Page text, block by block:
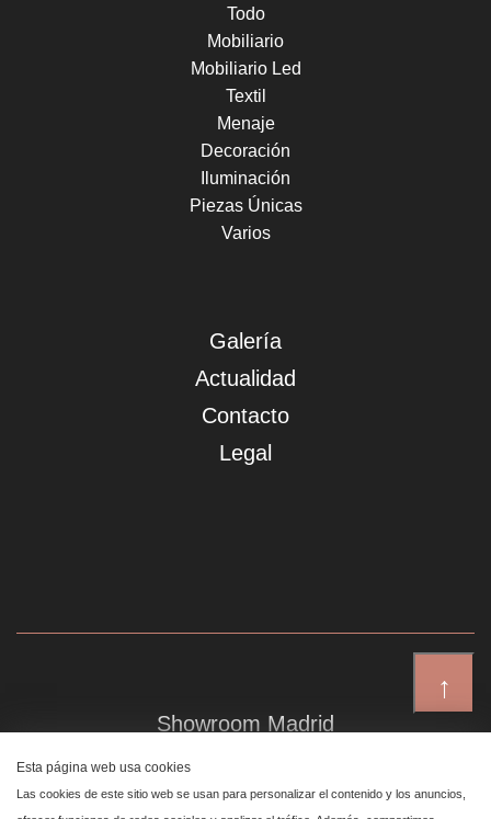
↑
Todo
Mobiliario
Mobiliario Led
Textil
Menaje
Decoración
Iluminación
Piezas Únicas
Varios
Galería
Actualidad
Contacto
Legal
Showroom Madrid
Plaza de Canalejas 6, 4 izq
Centro, 28014 Madrid
Esta página web usa cookies
Las cookies de este sitio web se usan para personalizar el contenido y los anuncios,